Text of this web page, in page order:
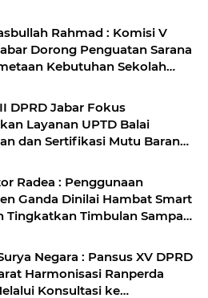
Rahmad : Komisi V
Dorong Penguatan Sarana
Kebutuhan Sekolah
DPRD Jabar Fokus
Layanan UPTD Balai
dan Sertifikasi Mutu Barang
Radea : Penggunaan
Ganda Dinilai Hambat Smart
Tingkatkan Timbulan Sampah
Negara : Pansus XV DPRD
Harmonisasi Ranperda
Konsultasi ke